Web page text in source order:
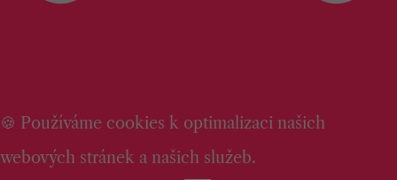
🍪 Používáme cookies k optimalizaci našich
webových stránek a našich služeb.